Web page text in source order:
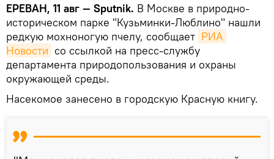
ЕРЕВАН, 11 авг — Sputnik. В Москве в природно-
историческом парке "Кузьминки-Люблино" нашли
редкую мохноногую пчелу, сообщает РИА
Новости со ссылкой на пресс-службу
департамента природопользования и охраны
окружающей среды.
Насекомое занесено в городскую Красную книгу.